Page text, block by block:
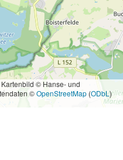
© Hanse- und
©OpenStreetMap (ODbL)